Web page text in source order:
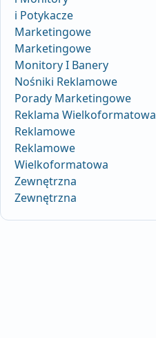
i Potykacze
Marketingowe
Marketingowe
Monitory I Banery
Nośniki Reklamowe
Porady Marketingowe
Reklama Wielkoformatowa
Reklamowe
Reklamowe
Wielkoformatowa
Zewnętrzna
Zewnętrzna